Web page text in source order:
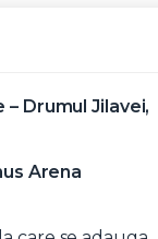
Drumul Jilavei,
Arena